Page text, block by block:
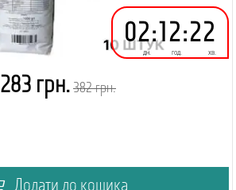
02
дн.
:12
год.
:22
хв.
283 грн. 382 грн.